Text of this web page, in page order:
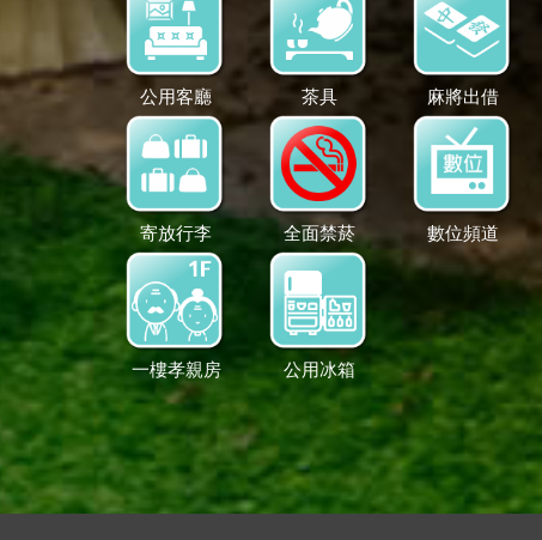
公用客廳 茶具 麻將出借
寄放行李 全面禁菸 數位頻道
一樓孝親房 公用冰箱